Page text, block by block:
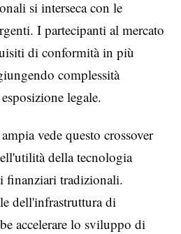
si interseca con le
I partecipanti al mercato
di conformità in più
complessità
legale.
vede questo crossover
della tecnologia
finanziari tradizionali.
dell'infrastruttura di
accelerare lo sviluppo di